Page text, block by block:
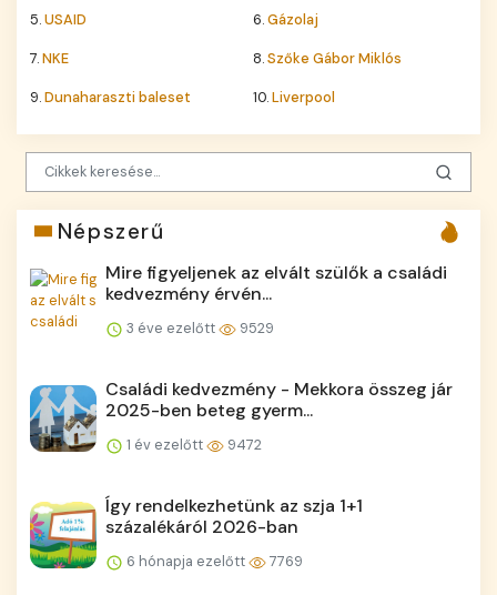
5.USAID 6.Gázolaj
7.NKE 8.Szőke Gábor Miklós
9.Dunaharaszti baleset 10.Liverpool
Népszerű
Mire figyeljenek az elvált szülők a családi
kedvezmény érvén...
3 éve ezelőtt 9529
Családi kedvezmény - Mekkora összeg jár
2025-ben beteg gyerm...
1 év ezelőtt 9472
Így rendelkezhetünk az szja 1+1
százalékáról 2026-ban
6 hónapja ezelőtt 7769